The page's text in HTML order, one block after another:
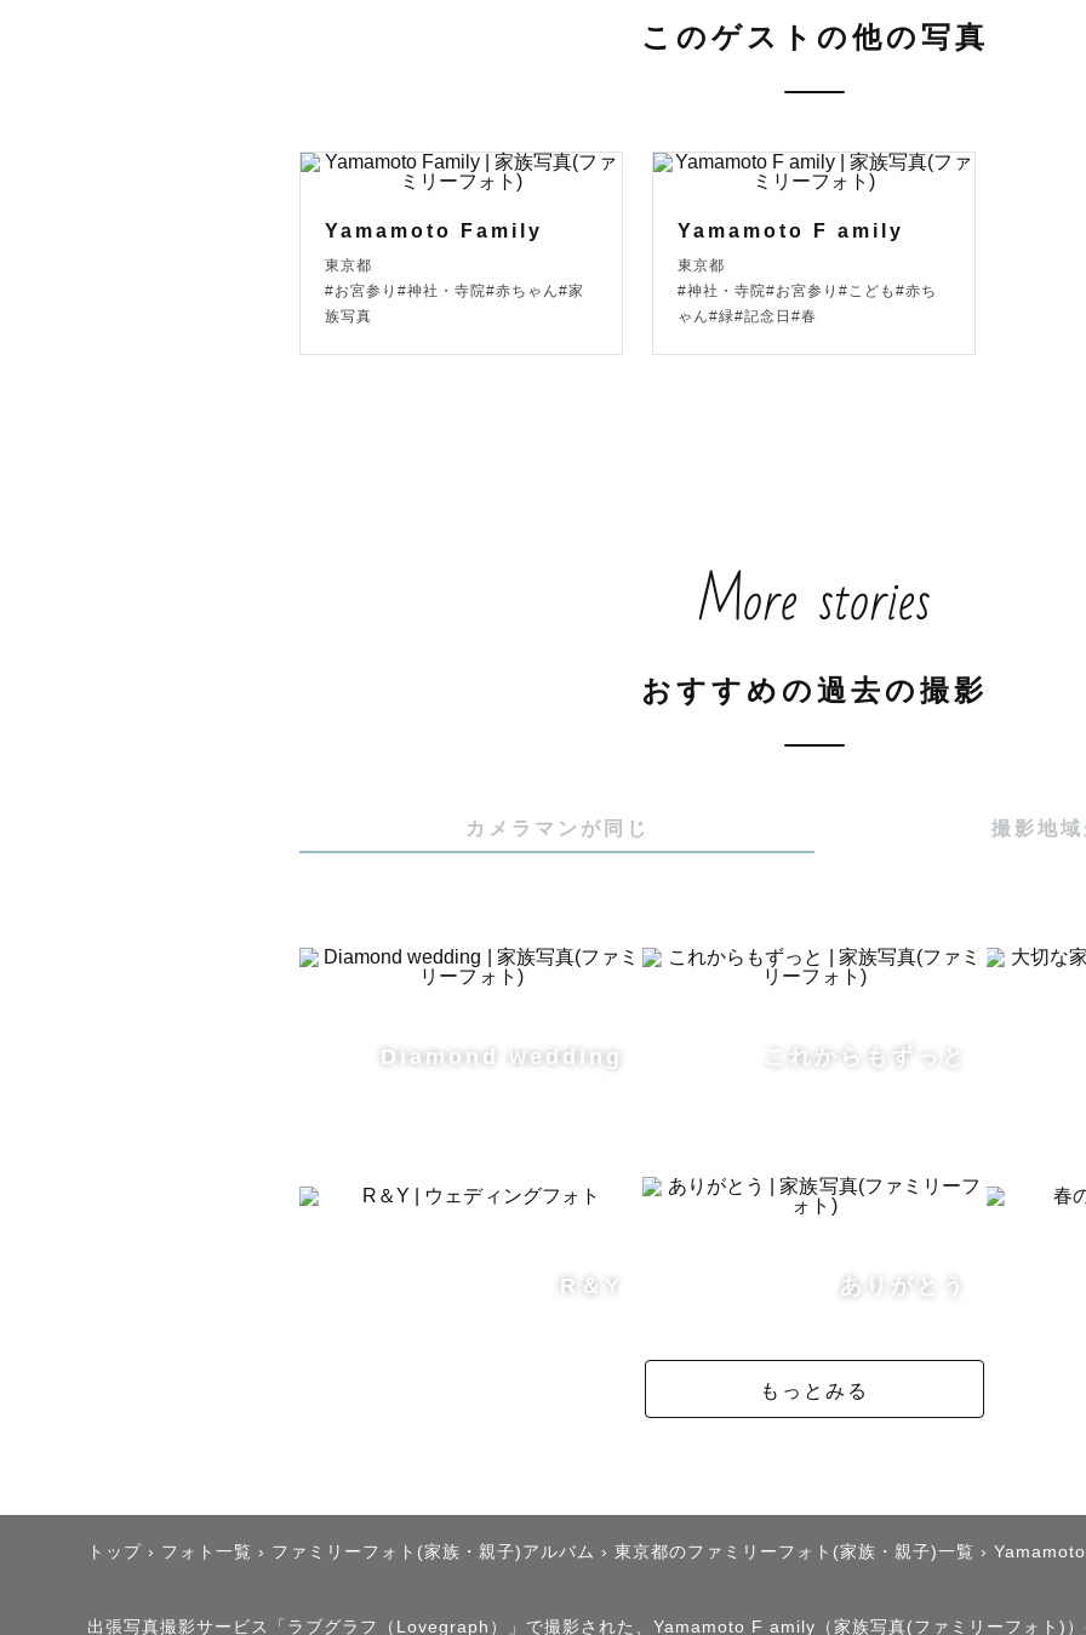
初めまして！関東ラブグラファーの『かなこ』と申します！
写真というツールを使って皆さまに最高の幸せな時間と最高なお写
ます。
【撮った写真を見返して、その時が思い出せるタイムカプセルのよ
を心に日々撮影させて頂いております。
な時間を写真に残してみませんか？
【私自身について】
冒頭にも記載させていただいた通り、私は「人とお話しすること
『理学療法士（リハビリ）』の資格を持ち現職ですので、障がい
※急性期の総合病院と整形外科と放課後デイサービス（重症心身
皆様のお身体の状態をヒアリングさせて頂き、なるべく負担のかか
とが多いです◎
このゲストの他の写真
Yamamoto Family
東京都
#お宮参り#神社・寺院#赤ちゃん#家
族写真
Yamamoto F amily
東京都
#神社・寺院#お宮参り#こども#赤ち
ゃん#緑#記念日#春
More stories
おすすめの過去の撮影
カメラマンが同じ 撮影地域
Diamond wedding これからもずっと
R＆Y ありがとう
もっとみる
トップ › フォト一覧 › ファミリーフォト(家族・親子)アルバム › 東京都のファミリーフォト(家族・親子)一覧 ›
出張写真撮影サービス「ラブグラフ（Lovegraph）」で撮影された、Yamamoto F amily（家族写真(ファミリーフォト)）